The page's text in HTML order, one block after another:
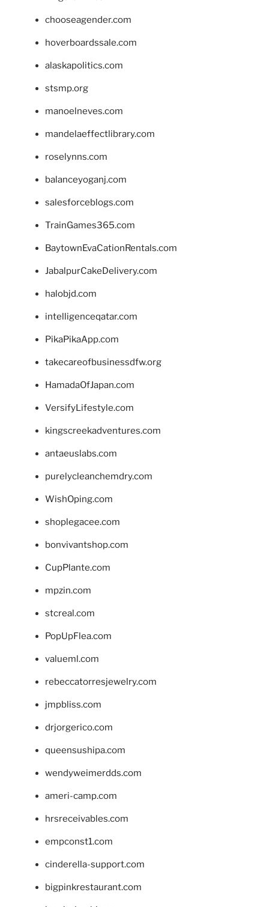
chooseagender.com
hoverboardssale.com
alaskapolitics.com
stsmp.org
manoelneves.com
mandelaeffectlibrary.com
roselynns.com
balanceyoganj.com
salesforceblogs.com
TrainGames365.com
BaytownEvaCationRentals.com
JabalpurCakeDelivery.com
halobjd.com
intelligenceqatar.com
PikaPikaApp.com
takecareofbusinessdfw.org
HamadaOfJapan.com
VersifyLifestyle.com
kingscreekadventures.com
antaeuslabs.com
purelycleanchemdry.com
WishOping.com
shoplegacee.com
bonvivantshop.com
CupPlante.com
mpzin.com
stcreal.com
PopUpFlea.com
valueml.com
rebeccatorresjewelry.com
jmpbliss.com
drjorgerico.com
queensushipa.com
wendyweimerdds.com
ameri-camp.com
hrsreceivables.com
empconst1.com
cinderella-support.com
bigpinkrestaurant.com